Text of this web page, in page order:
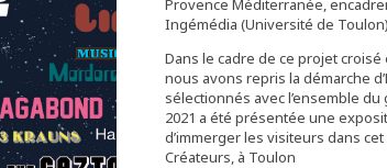
Provence Méditerranée,
Ingémédia (Université de
Dans le cadre de ce projet
nous avons repris la démarche
sélectionnés avec l’ensemble
2021 a été présentée une
d’immerger les visiteurs dans
Créateurs, à Toulon